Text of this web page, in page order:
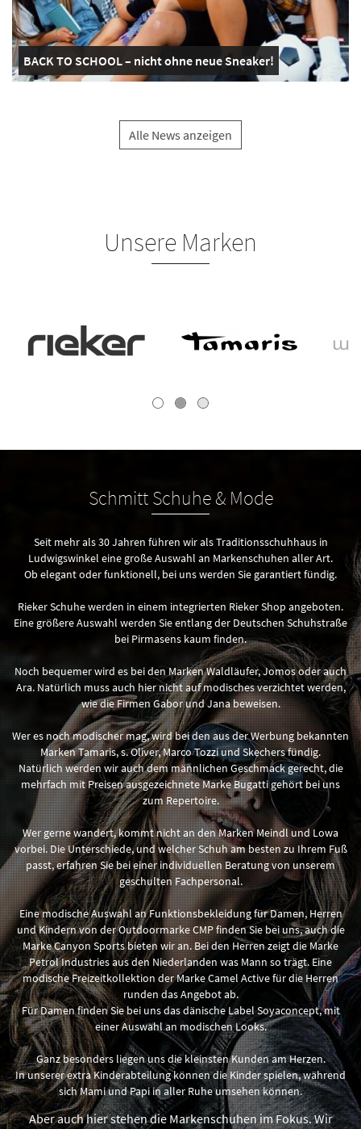
BACK TO SCHOOL – nicht ohne neue Sneaker!
Alle News anzeigen
Unsere Marken
Schmitt Schuhe & Mode
Seit mehr als 30 Jahren führen wir als Traditionsschuhhaus in
Ludwigswinkel eine große Auswahl an Markenschuhen aller Art.
Ob elegant oder funktionell, bei uns werden Sie garantiert fündig.
Rieker Schuhe werden in einem integrierten Rieker Shop angeboten.
Eine größere Auswahl werden Sie entlang der Deutschen Schuhstraße
bei Pirmasens kaum finden.
Noch bequemer wird es bei den Marken Waldläufer, Jomos oder auch
Ara. Natürlich muss auch hier nicht auf modisches verzichtet werden,
wie die Firmen Gabor und Jana beweisen.
Wer es noch modischer mag, wird bei den aus der Werbung bekannten
Marken Tamaris, s. Oliver, Marco Tozzi und Skechers fündig.
Natürlich werden wir auch dem männlichen Geschmack gerecht, die
mehrfach mit Preisen ausgezeichnete Marke Bugatti gehört bei uns
zum Repertoire.
Wer gerne wandert, kommt nicht an den Marken Meindl und Lowa
vorbei. Die Unterschiede, und welcher Schuh am besten zu Ihrem Fuß
passt, erfahren Sie bei einer individuellen Beratung von unserem
geschulten Fachpersonal.
Eine modische Auswahl an Funktionsbekleidung für Damen, Herren
und Kindern von der Outdoormarke CMP finden Sie bei uns, auch die
Marke Canyon Sports bieten wir an. Bei den Herren zeigt die Marke
Petrol Industries aus den Niederlanden was Mann so trägt. Eine
modische Freizeitkollektion der Marke Camel Active für die Herren
runden das Angebot ab.
Für Damen finden Sie bei uns das dänische Label Soyaconcept, mit
einer Auswahl an modischen Looks.
Ganz besonders liegen uns die kleinsten Kunden am Herzen.
In unserer extra Kinderabteilung können die Kinder spielen, während
sich Mami und Papi in aller Ruhe umsehen können.
Aber auch hier stehen die Markenschuhen im Fokus. Wir